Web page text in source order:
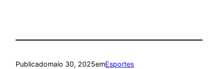
Publicadomaio 30, 2025emEsportes